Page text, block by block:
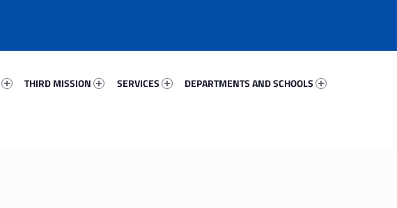
THIRD MISSION
SERVICES
DEPARTMENTS AND SCHOOLS